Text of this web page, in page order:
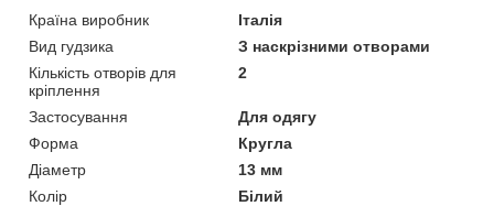
Країна виробник
Італія
Вид гудзика
З наскрізними отворами
Кількість отворів для
кріплення
2
Застосування
Для одягу
Форма
Кругла
Діаметр
13 мм
Колір
Білий